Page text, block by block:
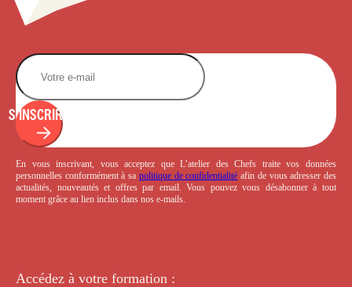
S'INSCRIRE
En vous inscrivant, vous acceptez que L’atelier des Chefs traite vos données
personnelles conformément à sa politique de confidentialité afin de vous adresser des
actualités, nouveautés et offres par email. Vous pouvez vous désabonner à tout
moment grâce au lien inclus dans nos e-mails.
Accédez à votre formation :